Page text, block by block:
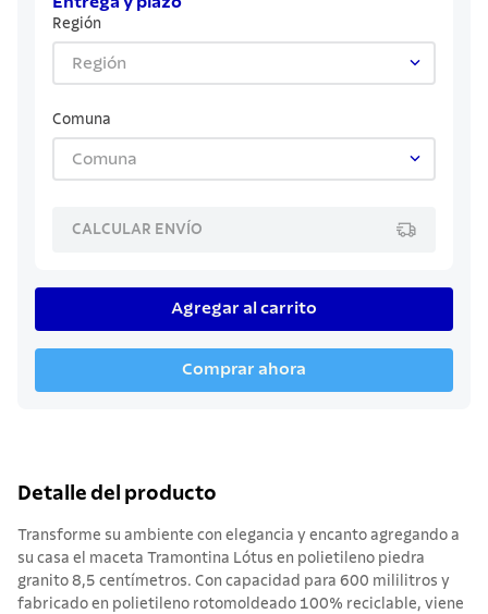
Región
Región
Comuna
Comuna
CALCULAR ENVÍO
Agregar al carrito
Comprar ahora
Detalle del producto
Transforme su ambiente con elegancia y encanto agregando a
su casa el maceta Tramontina Lótus en polietileno piedra
granito 8,5 centímetros. Con capacidad para 600 mililitros y
fabricado en polietileno rotomoldeado 100% reciclable, viene